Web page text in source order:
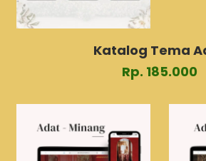
Katalog Tema
Rp. 185.000